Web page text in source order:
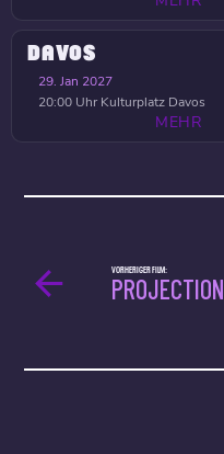
DAVOS
29. Jan 2027
20:00 Uhr Kulturplatz Davos
MEHR
VORHERIGER FILM:
PROJECTION